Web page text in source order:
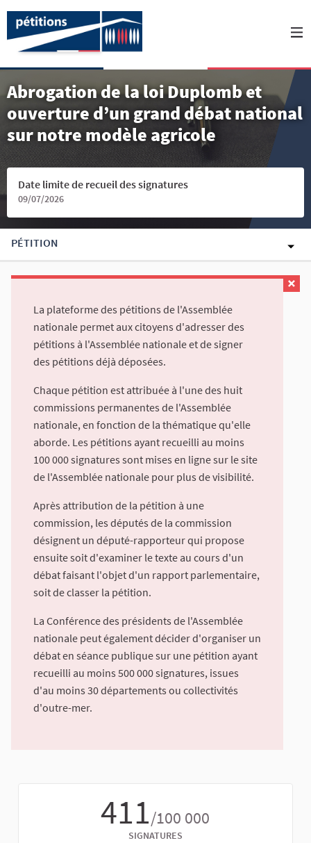
Abrogation de la loi Duplomb et
ouverture d’un grand débat national
sur notre modèle agricole
Date limite de recueil des signatures
09/07/2026
PÉTITION
La plateforme des pétitions de l'Assemblée
nationale permet aux citoyens d'adresser des
pétitions à l'Assemblée nationale et de signer
des pétitions déjà déposées.
Chaque pétition est attribuée à l'une des huit
commissions permanentes de l'Assemblée
nationale, en fonction de la thématique qu'elle
aborde. Les pétitions ayant recueilli au moins
100 000 signatures sont mises en ligne sur le site
de l'Assemblée nationale pour plus de visibilité.
Après attribution de la pétition à une
commission, les députés de la commission
désignent un député-rapporteur qui propose
ensuite soit d'examiner le texte au cours d'un
débat faisant l'objet d'un rapport parlementaire,
soit de classer la pétition.
La Conférence des présidents de l'Assemblée
nationale peut également décider d'organiser un
débat en séance publique sur une pétition ayant
recueilli au moins 500 000 signatures, issues
d'au moins 30 départements ou collectivités
d'outre-mer.
411/100 000
SIGNATURES